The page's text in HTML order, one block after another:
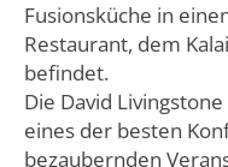
Fusionsküche in
Restaurant, dem
befindet.
Die David
eines der besten
bezaubernden